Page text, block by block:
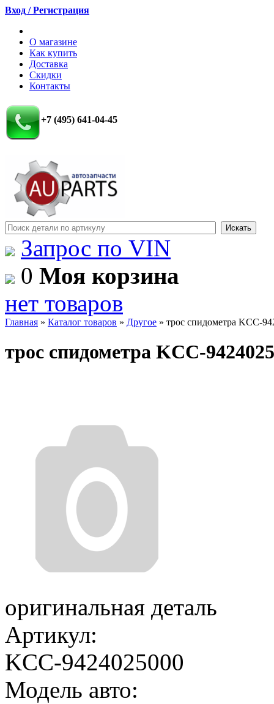
Вход / Регистрация
О магазине
Как купить
Доставка
Скидки
Контакты
+7 (495) 641-04-45
Запрос по VIN
0 Моя корзина
нет товаров
Главная » Каталог товаров » Другое » трос спидометра KCC-
трос спидометра KCC-
оригинальная деталь
Артикул:
KCC-9424025000
Модель авто: